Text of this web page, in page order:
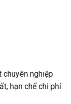
nghiệp
hạn chế chi phí